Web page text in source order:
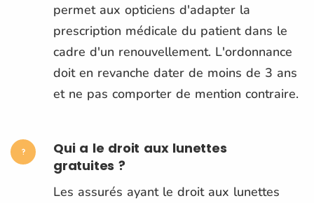
permet aux opticiens d'adapter la
prescription médicale du patient dans le
cadre d'un renouvellement. L'ordonnance
doit en revanche dater de moins de 3 ans
et ne pas comporter de mention contraire.
Qui a le droit aux lunettes
gratuites ?
Les assurés ayant le droit aux lunettes